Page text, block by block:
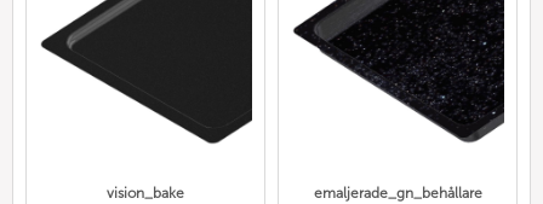
vision_bake emaljerade_gn_behållare